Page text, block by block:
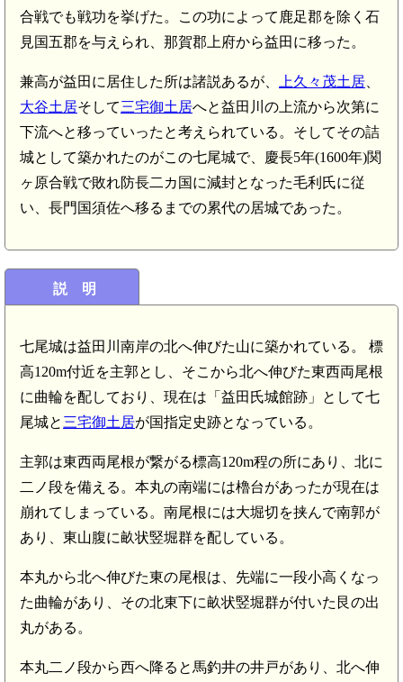
合戦でも戦功を挙げた。この功によって鹿足郡を除く石
見国五郡を与えられ、那賀郡上府から益田に移った。
兼高が益田に居住した所は諸説あるが、 上久々茂土居
大谷土居そして三宅御土居へと益田川の上流から次第に
下流へと移っていったと考えられている。そしてその詰
城として築かれたのがこの七尾城で、慶長5年(1600年)関
ヶ原合戦で敗れ防長二カ国に減封となった毛利氏に従
い、長門国須佐へ移るまでの累代の居城であった。
説 明
七尾城は益田川南岸の北へ伸びた山に築かれている。 標
高120m付近を主郭とし、そこから北へ伸びた東西両尾根
に曲輪を配しており、現在は「益田氏城館跡」として七
尾城と 三宅御土居が国指定史跡となっている。
主郭は東西両尾根が繋がる標高120m程の所にあり、北に
二ノ段を備える。本丸の南端には櫓台があったが現在は
崩れてしまっている。南尾根には大堀切を挟んで南郭が
あり、東山腹に畝状竪堀群を配している。
本丸から北へ伸びた東の尾根は、先端に一段小高くなっ
た曲輪があり、その北東下に畝状竪堀群が付いた艮の出
丸がある。
本丸二ノ段から西へ降ると馬釣井の井戸があり、北へ伸